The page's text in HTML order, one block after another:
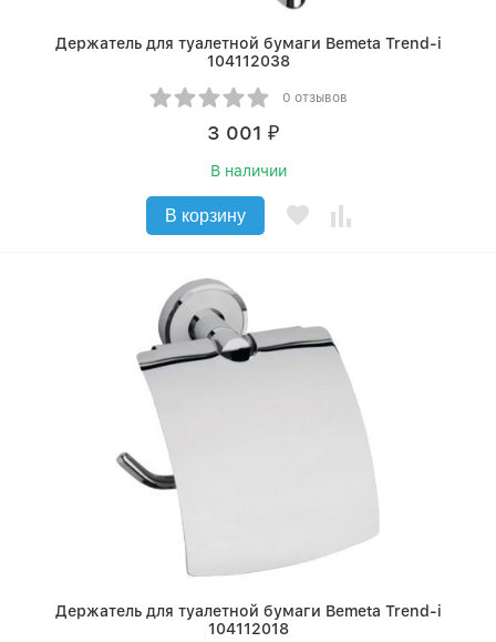
Держатель для туалетной бумаги Bemeta Trend-i
104112038
0 отзывов
3 001 ₽
В наличии
В корзину
Держатель для туалетной бумаги Bemeta Trend-i
104112018